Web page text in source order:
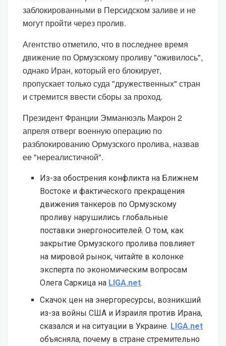
заблокированными в Персидском заливе и не
могут пройти через пролив.
Агентство отметило, что в последнее время
движение по Ормузскому проливу "оживилось",
однако Иран, который его блокирует,
пропускает только суда "дружественных" стран
и стремится ввести сборы за проход.
Президент Франции Эмманюэль Макрон 2
апреля отверг военную операцию по
разблокированию Ормузского пролива, назвав
ее "нереалистичной".
Из-за обострения конфликта на Ближнем
Востоке и фактического прекращения
движения танкеров по Ормузскому
проливу нарушились глобальные
поставки энергоносителей. О том, как
закрытие Ормузского пролива повлияет
на мировой рынок, читайте в колонке
эксперта по экономическим вопросам
Олега Саркица на LIGA.net.
Скачок цен на энергоресурсы, возникший
из-за войны США и Израиля против Ирана,
сказался и на ситуации в Украине. LIGA.net
объясняла, почему в стране стремительно